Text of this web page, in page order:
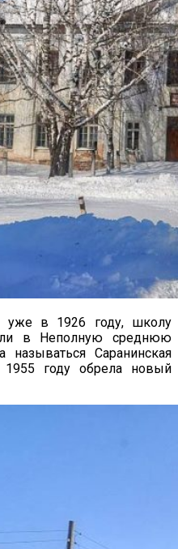
уже в 1926 году, школу
в Неполную среднюю
Саранинская
году обрела новый